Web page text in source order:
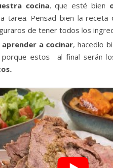
cocina, que esté bien
tarea. Pensad bien la receta
de tener todos los
aprender a cocinar, hacedlo
porque estos al final serán